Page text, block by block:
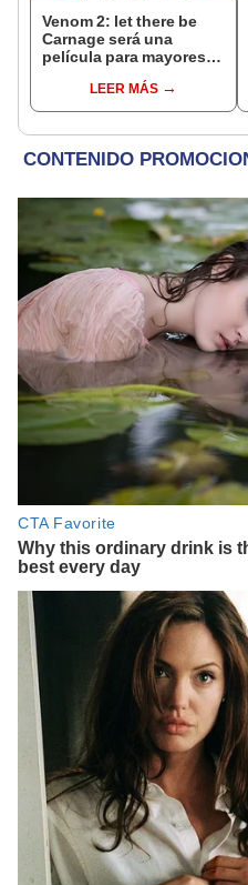
Venom 2: let there be
Carnage será una
película para mayores
LEER MÁS